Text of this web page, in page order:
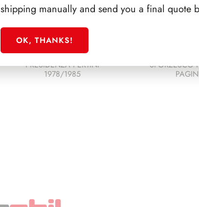
PRESIDENZA PERTINI
1978/1985
SFORZESCO
shipping manually and send you a final quote
OK, THANKS!